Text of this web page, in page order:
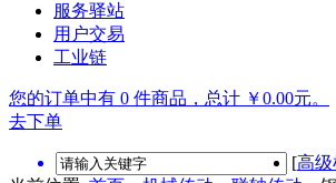
服务驿站
用户交易
工业链
您的订单中有 0 件商品，总计 ￥0.00元。
去下单
[高级